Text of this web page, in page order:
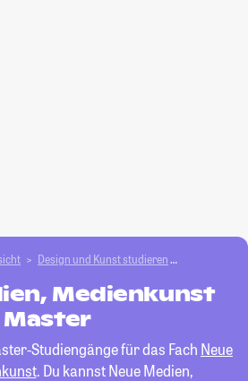
Design und Kunst studieren
Medienkunst
Master
Studiengänge für das Fach Neue
. Du kannst Neue Medien,